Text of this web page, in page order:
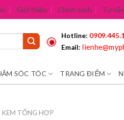
Giới thiệu Chính sách Tư
Hotline:
Email:
SÓC TÓC TRANG ĐIỂM
KEM TỔNG HỢP